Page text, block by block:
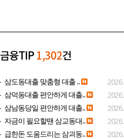
금융TIP 1,302건
삼도동대출 맞춤형 대출 ..
삼덕동대출 편안하게 대출..
삼남동당일 편안하게 대출..
자금이 필요할땐 삼교동대..
급한돈 도움드리는 삼괴동..